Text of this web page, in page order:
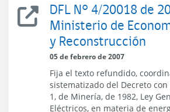
DFL
N°
4/20018
del
Ministerio
de
Economía,
Fomento
DFL N° 4/20018 de
Ministerio de
y Reconstrucción
05 de febrero de 2007
Fija el texto refundido,
sistematizado del Decreto con
1, de Minería, de 1982, Ley
Eléctricos, en materia de